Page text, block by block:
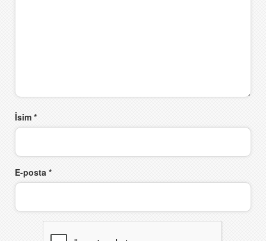
İsim *
E-posta *